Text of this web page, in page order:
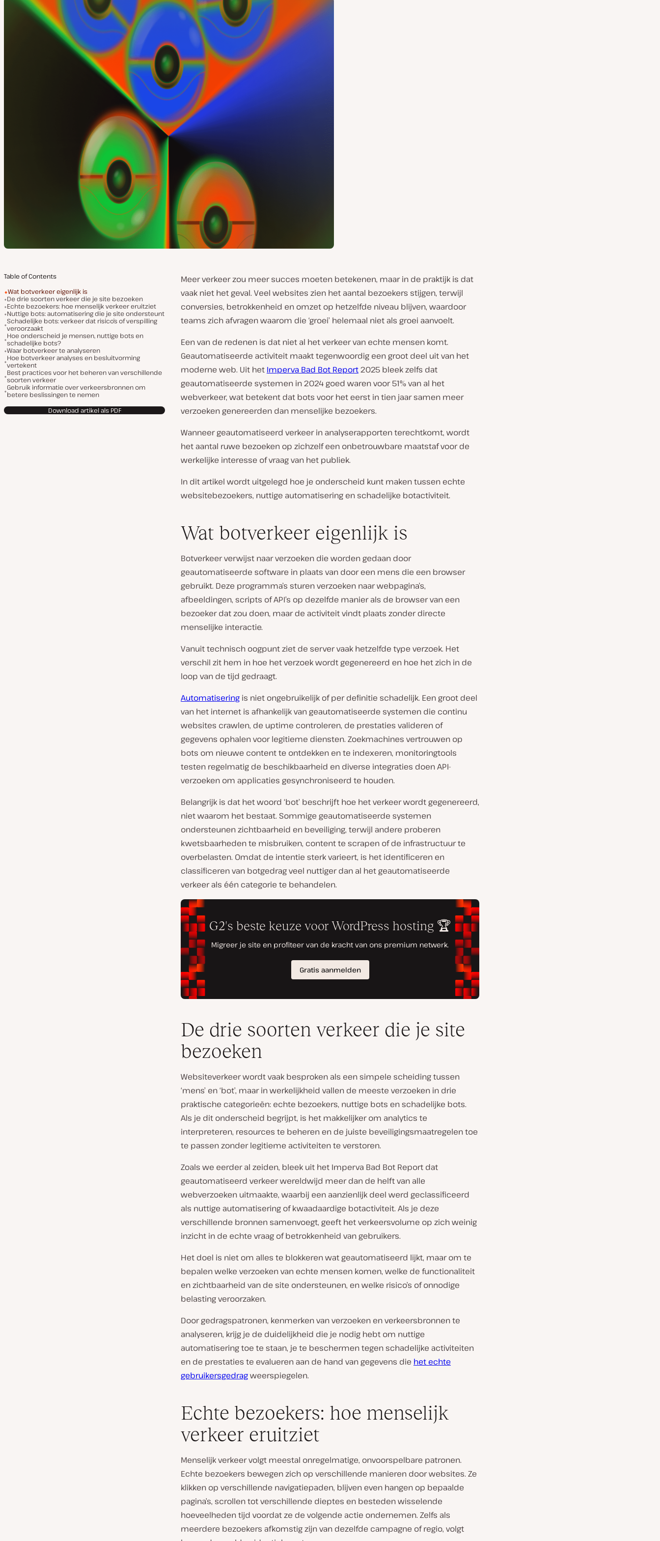
Table of Contents
Wat botverkeer eigenlijk is
De drie soorten verkeer die je site bezoeken
Echte bezoekers: hoe menselijk verkeer eruitziet
Nuttige bots: automatisering die je site ondersteunt
Schadelijke bots: verkeer dat risico’s of verspilling
veroorzaakt
Hoe onderscheid je mensen, nuttige bots en
schadelijke bots?
Waar botverkeer te analyseren
Hoe botverkeer analyses en besluitvorming
vertekent
Best practices voor het beheren van verschillende
soorten verkeer
Gebruik informatie over verkeersbronnen om
betere beslissingen te nemen
Download artikel als PDF
Meer verkeer zou meer succes moeten betekenen, maar in de praktijk is dat
vaak niet het geval. Veel websites zien het aantal bezoekers stijgen, terwijl
conversies, betrokkenheid en omzet op hetzelfde niveau blijven, waardoor
teams zich afvragen waarom die ‘groei’ helemaal niet als groei aanvoelt.
Een van de redenen is dat niet al het verkeer van echte mensen komt.
Geautomatiseerde activiteit maakt tegenwoordig een groot deel uit van het
moderne web. Uit het Imperva Bad Bot Report2025 bleek zelfs dat
geautomatiseerde systemen in 2024 goed waren voor 51% van al het
webverkeer, wat betekent dat bots voor het eerst in tien jaar samen meer
verzoeken genereerden dan menselijke bezoekers.
Wanneer geautomatiseerd verkeer in analyserapporten terechtkomt, wordt
het aantal ruwe bezoeken op zichzelf een onbetrouwbare maatstaf voor de
werkelijke interesse of vraag van het publiek.
In dit artikel wordt uitgelegd hoe je onderscheid kunt maken tussen echte
websitebezoekers, nuttige automatisering en schadelijke botactiviteit.
Wat botverkeer eigenlijk is
Botverkeer verwijst naar verzoeken die worden gedaan door
geautomatiseerde software in plaats van door een mens die een browser
gebruikt. Deze programma’s sturen verzoeken naar webpagina’s,
afbeeldingen, scripts of API’s op dezelfde manier als de browser van een
bezoeker dat zou doen, maar de activiteit vindt plaats zonder directe
menselijke interactie.
Vanuit technisch oogpunt ziet de server vaak hetzelfde type verzoek. Het
verschil zit hem in hoe het verzoek wordt gegenereerd en hoe het zich in de
loop van de tijd gedraagt.
Automatisering is niet ongebruikelijk of per definitie schadelijk. Een groot deel
van het internet is afhankelijk van geautomatiseerde systemen die continu
websites crawlen, de uptime controleren, de prestaties valideren of
gegevens ophalen voor legitieme diensten. Zoekmachines vertrouwen op
bots om nieuwe content te ontdekken en te indexeren, monitoringtools
testen regelmatig de beschikbaarheid en diverse integraties doen API-
verzoeken om applicaties gesynchroniseerd te houden.
Belangrijk is dat het woord ‘bot’ beschrijft hoe het verkeer wordt gegenereerd,
niet waarom het bestaat. Sommige geautomatiseerde systemen
ondersteunen zichtbaarheid en beveiliging, terwijl andere proberen
kwetsbaarheden te misbruiken, content te scrapen of de infrastructuur te
overbelasten. Omdat de intentie sterk varieert, is het identificeren en
classificeren van botgedrag veel nuttiger dan al het geautomatiseerde
verkeer als één categorie te behandelen.
De drie soorten verkeer die je site
bezoeken
Websiteverkeer wordt vaak besproken als een simpele scheiding tussen
‘mens’ en ‘bot’, maar in werkelijkheid vallen de meeste verzoeken in drie
praktische categorieën: echte bezoekers, nuttige bots en schadelijke bots.
Als je dit onderscheid begrijpt, is het makkelijker om analytics te
interpreteren, resources te beheren en de juiste beveiligingsmaatregelen toe
te passen zonder legitieme activiteiten te verstoren.
Zoals we eerder al zeiden, bleek uit het Imperva Bad Bot Report dat
geautomatiseerd verkeer wereldwijd meer dan de helft van alle
webverzoeken uitmaakte, waarbij een aanzienlijk deel werd geclassificeerd
als nuttige automatisering of kwaadaardige botactiviteit. Als je deze
verschillende bronnen samenvoegt, geeft het verkeersvolume op zich weinig
inzicht in de echte vraag of betrokkenheid van gebruikers.
Het doel is niet om alles te blokkeren wat geautomatiseerd lijkt, maar om te
bepalen welke verzoeken van echte mensen komen, welke de functionaliteit
en zichtbaarheid van de site ondersteunen, en welke risico’s of onnodige
belasting veroorzaken.
Door gedragspatronen, kenmerken van verzoeken en verkeersbronnen te
analyseren, krijg je de duidelijkheid die je nodig hebt om nuttige
automatisering toe te staan, je te beschermen tegen schadelijke activiteiten
en de prestaties te evalueren aan de hand van gegevens die het echte
gebruikersgedragweerspiegelen.
Echte bezoekers: hoe menselijk
verkeer eruitziet
Menselijk verkeer volgt meestal onregelmatige, onvoorspelbare patronen.
Echte bezoekers bewegen zich op verschillende manieren door websites. Ze
klikken op verschillende navigatiepaden, blijven even hangen op bepaalde
pagina’s, scrollen tot verschillende dieptes en besteden wisselende
hoeveelheden tijd voordat ze de volgende actie ondernemen. Zelfs als
meerdere bezoekers afkomstig zijn van dezelfde campagne of regio, volgt